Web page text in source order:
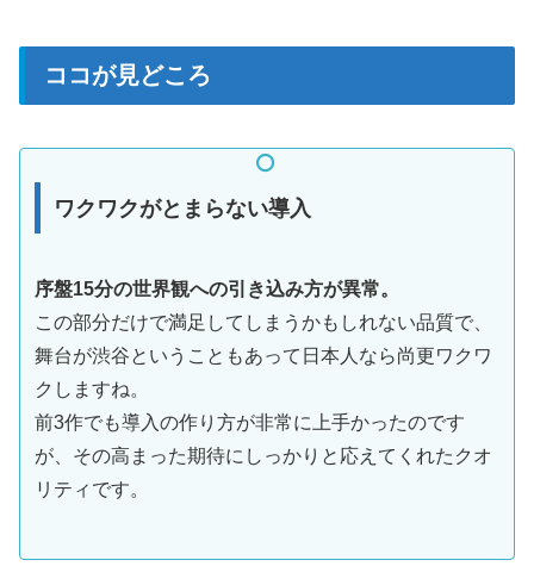
ココが見どころ
ワクワクがとまらない導入
序盤15分の世界観への引き込み方が異常。
この部分だけで満足してしまうかもしれない品質で、
舞台が渋谷ということもあって日本人なら尚更ワクワ
クしますね。
前3作でも導入の作り方が非常に上手かったのです
が、その高まった期待にしっかりと応えてくれたクオ
リティです。